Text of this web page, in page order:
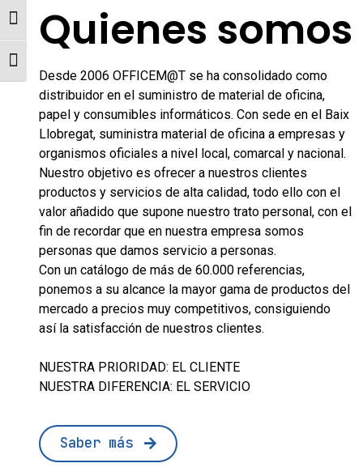
Alternar alto contraste
Alternar tamaño de letra
Quienes somos
Desde 2006 OFFICEM@T se ha consolidado como
distribuidor en el suministro de material de oficina,
papel y consumibles informáticos. Con sede en el Baix
Llobregat, suministra material de oficina a empresas y
organismos oficiales a nivel local, comarcal y nacional.
Nuestro objetivo es ofrecer a nuestros clientes
productos y servicios de alta calidad, todo ello con el
valor añadido que supone nuestro trato personal, con el
fin de recordar que en nuestra empresa somos
personas que damos servicio a personas.
Con un catálogo de más de 60.000 referencias,
ponemos a su alcance la mayor gama de productos del
mercado a precios muy competitivos, consiguiendo
así­ la satisfacción de nuestros clientes.
NUESTRA PRIORIDAD: EL CLIENTE
NUESTRA DIFERENCIA: EL SERVICIO
Saber más